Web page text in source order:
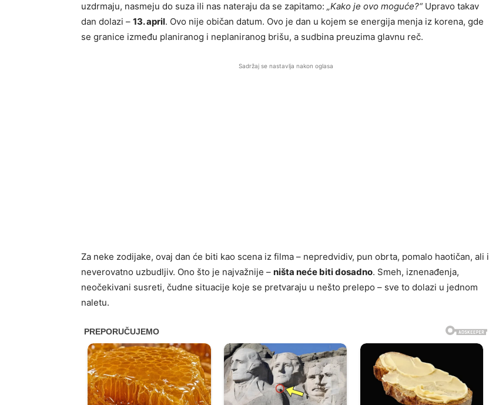
uzdrmaju, nasmeju do suza ili nas nateraju da se zapitamo: „Kako je ovo moguće?“Upravo takav
dan dolazi – 13. april. Ovo nije običan datum. Ovo je dan u kojem se energija menja iz korena, gde
se granice između planiranog i neplaniranog brišu, a sudbina preuzima glavnu reč.
Sadržaj se nastavlja nakon oglasa
Za neke zodijake, ovaj dan će biti kao scena iz filma – nepredvidiv, pun obrta, pomalo haotičan, ali i
neverovatno uzbudljiv. Ono što je najvažnije – ništa neće biti dosadno. Smeh, iznenađenja,
neočekivani susreti, čudne situacije koje se pretvaraju u nešto prelepo – sve to dolazi u jednom
naletu.